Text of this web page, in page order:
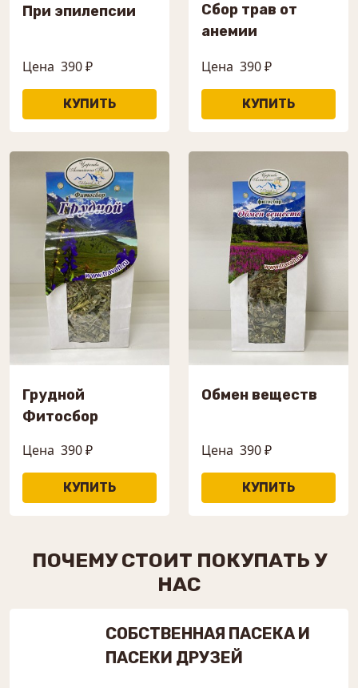
При эпилепсии
Цена 390 ₽
Сбор трав от
анемии
Цена 390 ₽
Грудной
Фитосбор
Цена 390 ₽
Обмен веществ
Цена 390 ₽
ПОЧЕМУ СТОИТ ПОКУПАТЬ У
НАС
СОБСТВЕННАЯ ПАСЕКА И
ПАСЕКИ ДРУЗЕЙ